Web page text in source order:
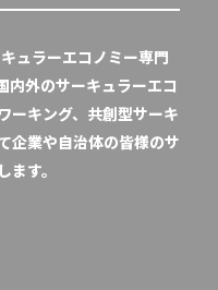
ュラーエコノミー専門
内外のサーキュラーエコ
ーキング、共創型サーキ
企業や自治体の皆様のサ
す。